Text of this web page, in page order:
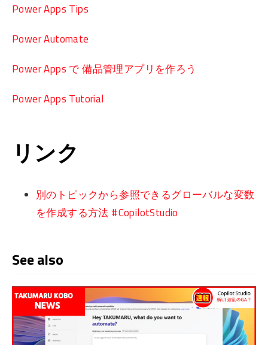
Power Apps Tips
Power Automate
Power Apps で 備品管理アプリを作ろう
Power Apps Tutorial
リンク
別のトピックから参照できるグローバルな変数
を作成する方法 #CopilotStudio
See also